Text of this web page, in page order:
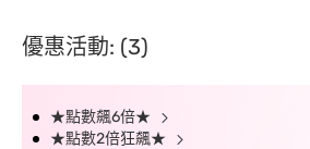
優惠活動: (3)
★點數飆6倍★
★點數2倍狂飆★